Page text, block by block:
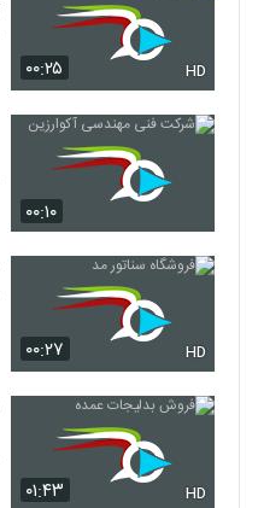
۰۰:۲۵ HD
۰۰:۱۰
۰۰:۲۷ HD
۰۱:۴۳ HD